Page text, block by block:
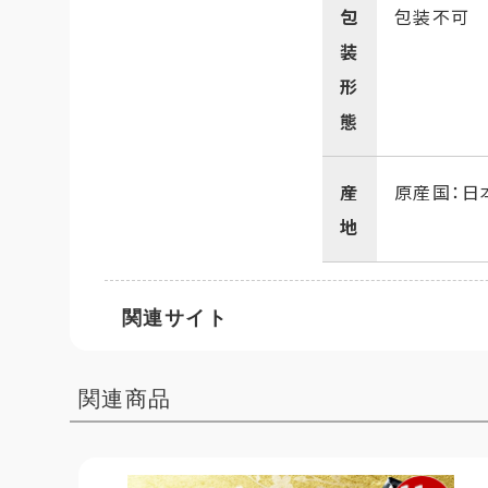
包
装
形
態
包装不可
産
地
原産国：日
関連サイト
関連商品